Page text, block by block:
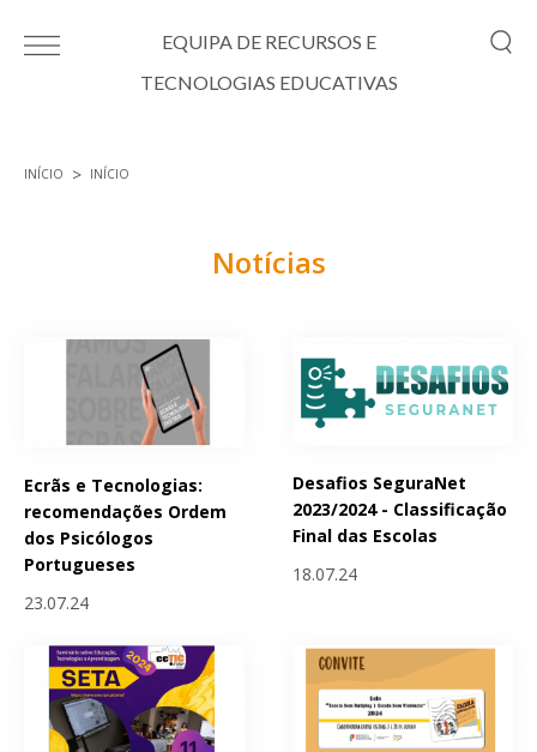
EQUIPA DE RECURSOS E
TECNOLOGIAS EDUCATIVAS
INÍCIO INÍCIO
Notícias
Ecrãs e Tecnologias:
recomendações Ordem
dos Psicólogos
Portugueses
23.07.24
Desafios SeguraNet
2023/2024 - Classificação
Final das Escolas
18.07.24